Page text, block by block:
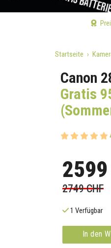
Startseite
Canon
Gratis
2599
2749 CHF
1 Verfügbar
In den